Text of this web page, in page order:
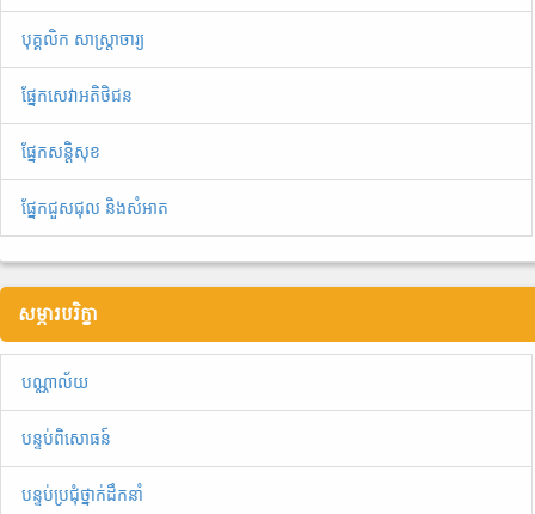
បុគ្គលិក សាស្ត្រាចារ្យ
ផ្នែកសេវាអតិថិជន
ផ្នែកសន្តិសុខ
ផ្នែកជួសជុល និងសំអាត
សម្ភារបរិក្ខា
បណ្ណាល័យ
បន្ទប់ពិសោធន៍
បន្ទប់ប្រជុំថ្នាក់ដឹកនាំ